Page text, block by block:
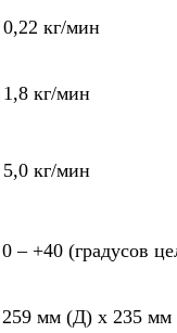
0,22 кг/мин
1,8 кг/мин
5,0 кг/мин
0 – +40 (градусов
259 мм (Д) x 235